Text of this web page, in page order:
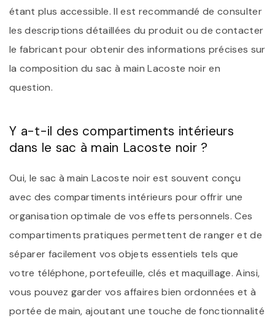
étant plus accessible. Il est recommandé de consulter
les descriptions détaillées du produit ou de contacter
le fabricant pour obtenir des informations précises sur
la composition du sac à main Lacoste noir en
question.
Y a-t-il des compartiments intérieurs
dans le sac à main Lacoste noir ?
Oui, le sac à main Lacoste noir est souvent conçu
avec des compartiments intérieurs pour offrir une
organisation optimale de vos effets personnels. Ces
compartiments pratiques permettent de ranger et de
séparer facilement vos objets essentiels tels que
votre téléphone, portefeuille, clés et maquillage. Ainsi,
vous pouvez garder vos affaires bien ordonnées et à
portée de main, ajoutant une touche de fonctionnalité